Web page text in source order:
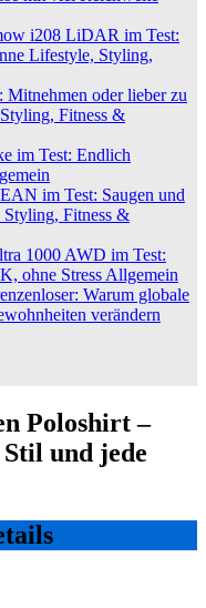
i208 LiDAR im Test:
Lifestyle, Styling,
oder lieber zu
Fitness &
im Test: Endlich
im Test: Saugen und
Fitness &
1000 AWD im Test:
ohne Stress Allgemein
Warum globale
verändern
Poloshirt –
und jede